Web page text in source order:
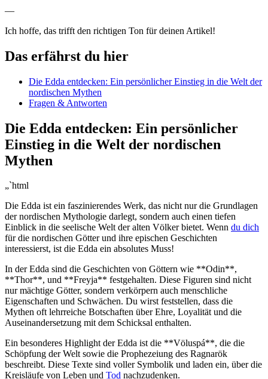
—
Ich hoffe, das trifft den richtigen Ton für deinen Artikel!
Das erfährst du hier
Die Edda entdecken: Ein persönlicher Einstieg in die Welt der
nordischen Mythen
Fragen & Antworten
Die Edda entdecken: Ein persönlicher
Einstieg in die Welt der nordischen
Mythen
„`html
Die Edda ist ein faszinierendes Werk, das nicht nur die Grundlagen
der nordischen Mythologie darlegt, sondern auch einen tiefen
Einblick in die seelische Welt der alten Völker bietet. Wenn du dich
für die nordischen Götter und ihre epischen Geschichten
interessierst, ist die Edda ein absolutes Muss!
In der Edda sind die Geschichten von Göttern wie **Odin**,
**Thor**, und **Freyja** festgehalten. Diese Figuren sind nicht
nur mächtige Götter, sondern verkörpern auch menschliche
Eigenschaften und Schwächen. Du wirst feststellen, dass die
Mythen oft lehrreiche Botschaften über Ehre, Loyalität und die
Auseinandersetzung mit dem Schicksal enthalten.
Ein besonderes Highlight der Edda ist die **Völuspá**, die die
Schöpfung der Welt sowie die Prophezeiung des Ragnarök
beschreibt. Diese Texte sind voller Symbolik und laden ein, über die
Kreisläufe von Leben und Tod nachzudenken.